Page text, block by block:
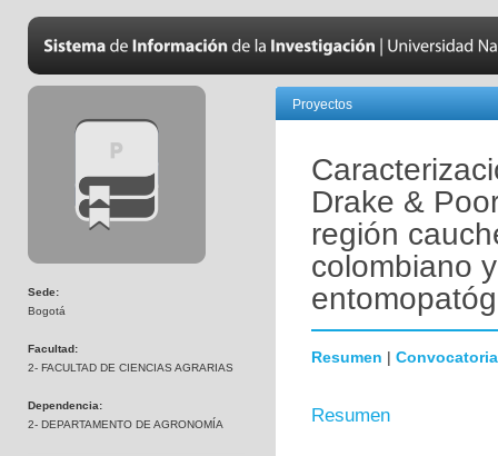
Sede:
Bogotá
Facultad:
2- FACULTAD DE CIENCIAS AGRARIAS
Dependencia:
2- DEPARTAMENTO DE AGRONOMÍA
Proyectos
Drake &
región
colombiano
Resumen | Convocatoria
Resumen